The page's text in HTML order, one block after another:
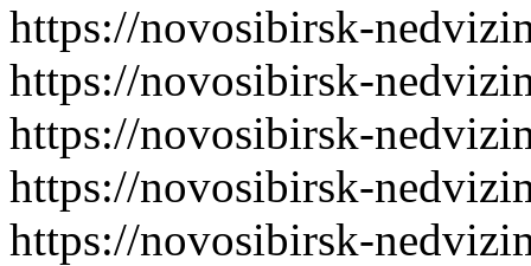
https://novosibirsk-
https://novosibirsk-
https://novosibirsk-
https://novosibirsk-
https://novosibirsk-